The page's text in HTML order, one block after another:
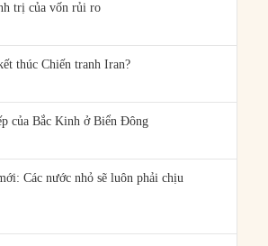
trị của vốn rủi ro
thúc Chiến tranh Iran?
của Bắc Kinh ở Biển Đông
Các nước nhỏ sẽ luôn phải chịu